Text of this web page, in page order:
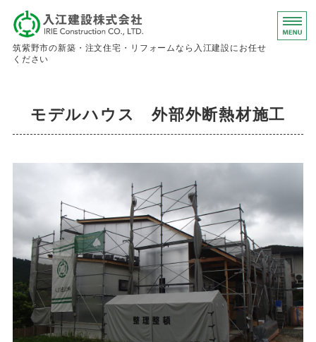
入江建設株
筑紫野市の新築・注文住宅・リフォームなら入江建設にお任せ
ください
事業内容
モデルハウス 外部外断熱材施工